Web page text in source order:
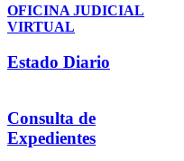
OFICINA JUDICIAL
VIRTUAL
Estado Diario
Consulta de
Expedientes